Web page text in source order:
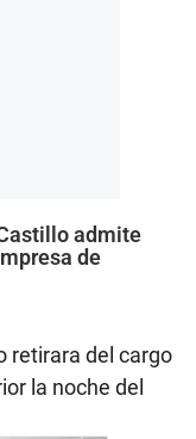
admite
de
retirara del cargo
la noche del